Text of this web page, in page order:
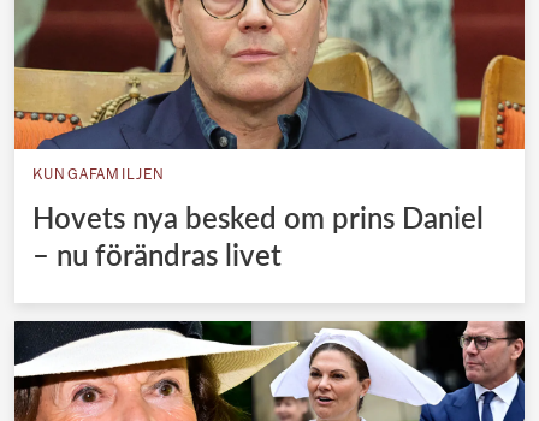
KUNGAFAMILJEN
Hovets nya besked om prins Daniel
– nu förändras livet